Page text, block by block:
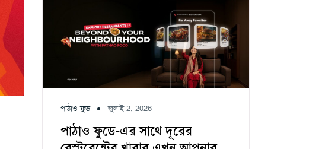
পাঠাও ফুড জুলাই 2, 2026
পাঠাও ফুডে-এর সাথে দূরের